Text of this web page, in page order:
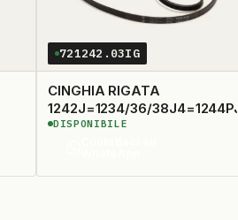
721242.03IG
CINGHIA RIGATA
1242J=1234/36/38J4=1244PJ
DISPONIBILE